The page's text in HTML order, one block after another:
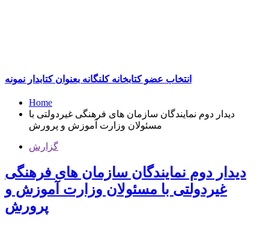
انتخاب عضو کتابخانه کلنگانه بعنوان کتابدار نمونه
Home
دیدار دوم نمایندگان سازمان های فرهنگی غیردولتی با
مسئولان وزارت آموزش و پرورش
گزارش
دیدار دوم نمایندگان سازمان های فرهنگی
غیردولتی با مسئولان وزارت آموزش و
پرورش